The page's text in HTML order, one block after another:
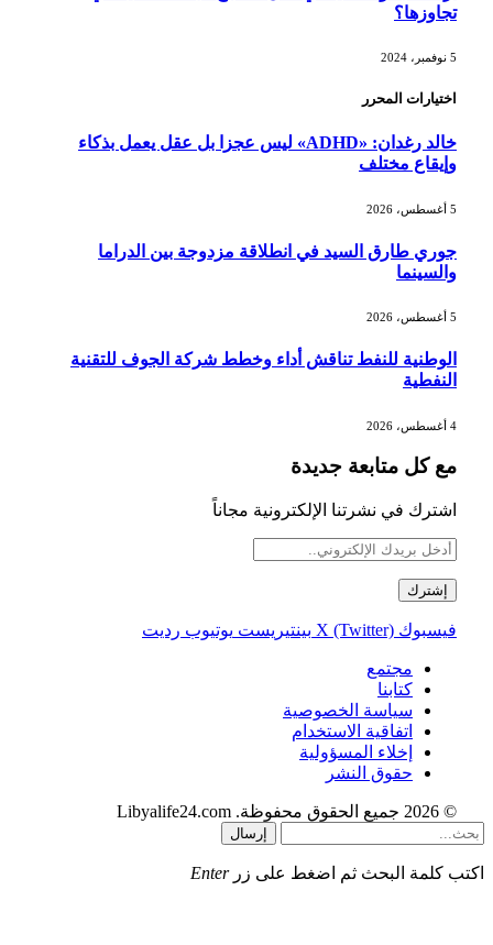
تجاوزها؟
اختيارات المحرر
خالد رغدان: «ADHD» ليس عجزا بل عقل يعمل بذكاء
وإيقاع مختلف
جوري طارق السيد في انطلاقة مزدوجة بين الدراما
والسينما
الوطنية للنفط تناقش أداء وخطط شركة الجوف للتقنية
النفطية
مع كل متابعة جديدة
اشترك في نشرتنا الإلكترونية مجاناً
فيسبوك X (Twitter) بينتيريست يوتيوب رديت
مجتمع
كتابنا
سياسة الخصوصية
اتفاقية الاستخدام
إخلاء المسؤولية
حقوق النشر
© 2026 جميع الحقوق محفوظة. Libyalife24.com
إرسال
اكتب كلمة البحث ثم اضغط على زر Enter